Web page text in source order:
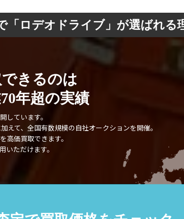
「ロデオドライブ」が選ばれる
きるのは
年超の実績
しています。
えて、全国有数規模の自社オークションを開催。
高価買取できます。
いただけます。